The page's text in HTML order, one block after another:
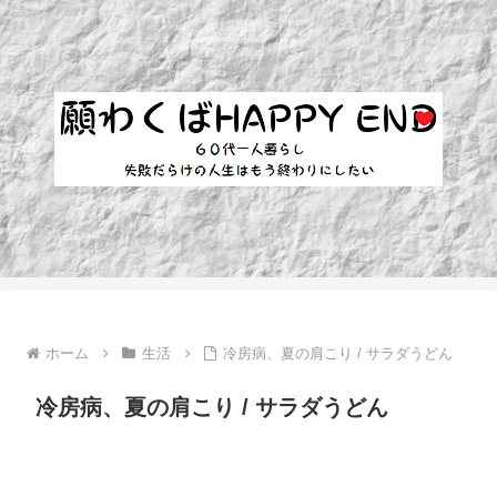
ホーム 生活 冷房病、夏の肩こり / サラダうどん
冷房病、夏の肩こり / サラダうどん